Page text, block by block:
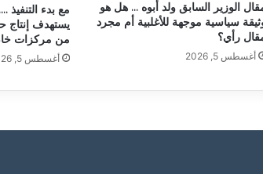
الوزير السابق ولد أبوه … هل هو
سياسية موجهة للأغلبية أم مجرد
رأي؟
أغسطس 5, 2026
مع بدء
من مركزات
أغسطس 5, 2026